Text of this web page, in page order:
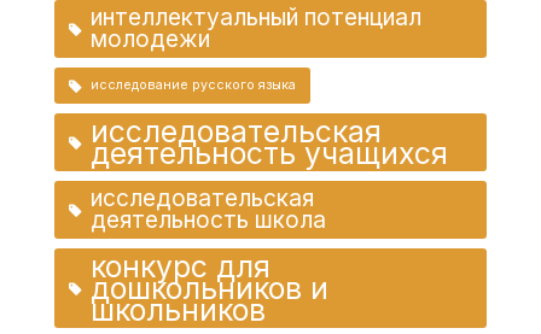
интеллектуальный потенциал
молодежи
исследование русского языка
исследовательская
деятельность учащихся
исследовательская
деятельность школа
конкурс для
дошкольников и
школьников